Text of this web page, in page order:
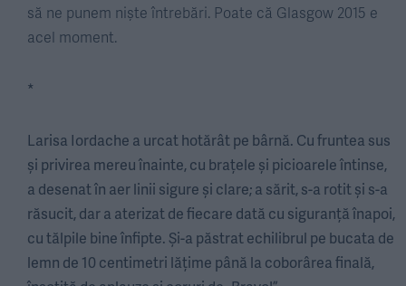
să ne punem niște întrebări. Poate că Glasgow 2015 e
acel moment.
*
Larisa Iordache a urcat hotărât pe bârnă. Cu fruntea sus
și privirea mereu înainte, cu brațele și picioarele întinse,
a desenat în aer linii sigure și clare; a sărit, s-a rotit și s-a
răsucit, dar a aterizat de fiecare dată cu siguranță înapoi,
cu tălpile bine înfipte. Și-a păstrat echilibrul pe bucata de
lemn de 10 centimetri lățime până la coborârea finală,